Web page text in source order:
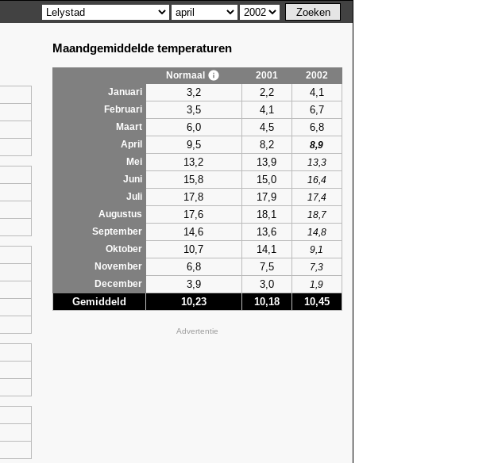
Maandgemiddelde temperaturen
Normaal 2001
2002
Januari
3,2 2,2 4,1
Februari 3,5 4,1 6,7
Maart 6,0 4,5 6,8
April 9,5 8,2
8,9
Mei
13,2 13,9
13,3
Juni
15,8 15,0
16,4
Juli
17,8 17,9
17,4
Augustus
17,6 18,1
18,7
September
14,6 13,6
14,8
Oktober
10,7 14,1
9,1
November
6,8 7,5
7,3
December
3,9 3,0 1,9
Gemiddeld 10,23 10,18 10,45
Advertentie